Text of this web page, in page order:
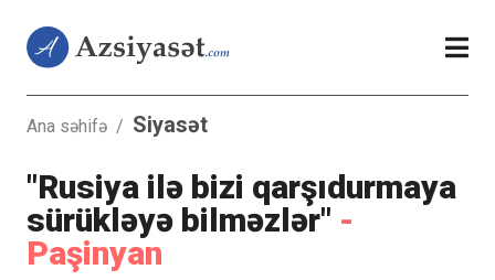
Ana səhifə / Siyasət
"Rusiya ilə bizi qarşıdurmaya
sürükləyə bilməzlər" -
Paşinyan